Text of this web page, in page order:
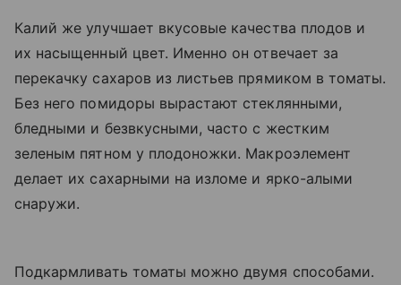
Калий же улучшает вкусовые качества плодов и
их насыщенный цвет. Именно он отвечает за
перекачку сахаров из листьев прямиком в томаты.
Без него помидоры вырастают стеклянными,
бледными и безвкусными, часто с жестким
зеленым пятном у плодоножки. Макроэлемент
делает их сахарными на изломе и ярко-алыми
снаружи.
Подкармливать томаты можно двумя способами.